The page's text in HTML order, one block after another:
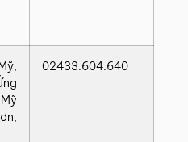
02433.604.640